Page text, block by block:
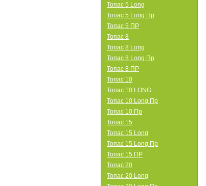
Топас 5 Long
Топас 5 Long Пр
Топас 5 ПР
Топас 8
Топас 8 Long
Топас 8 Long Пр
Топас 8 ПР
Топас 10
Топас 10 LONG
Топас 10 Long Пр
Топас 10 Пр
Топас 15
Топас 15 Long
Топас 15 Long Пр
Топас 15 ПР
Топас 20
Топас 20 Long